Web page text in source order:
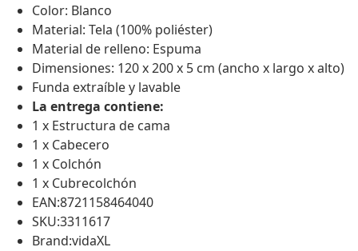
Color: Blanco
Material: Tela (100% poliéster)
Material de relleno: Espuma
Dimensiones: 120 x 200 x 5 cm (ancho x largo x alto)
Funda extraíble y lavable
La entrega contiene:
1 x Estructura de cama
1 x Cabecero
1 x Colchón
1 x Cubrecolchón
EAN:8721158464040
SKU:3311617
Brand:vidaXL